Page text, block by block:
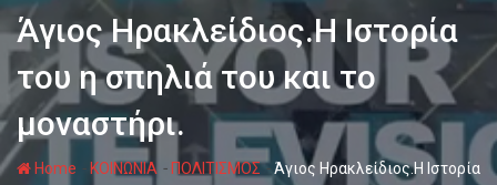
Άγιος Ηρακλείδιος.Η Ιστορία
του η σπηλιά του και το
μοναστήρι.
Home - ΚΟΙΝΩΝΙΑ - ΠΟΛΙΤΙΣΜΟΣ-Άγιος Ηρακλείδιος.Η Ιστορία